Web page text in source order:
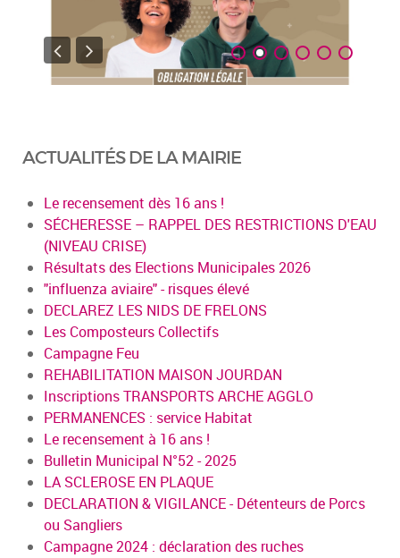
ACTUALITÉS DE LA MAIRIE
Le recensement dès 16 ans !
SÉCHERESSE – RAPPEL DES RESTRICTIONS D'EAU
(NIVEAU CRISE)
Résultats des Elections Municipales 2026
"influenza aviaire" - risques élevé
DECLAREZ LES NIDS DE FRELONS
Les Composteurs Collectifs
Campagne Feu
REHABILITATION MAISON JOURDAN
Inscriptions TRANSPORTS ARCHE AGGLO
PERMANENCES : service Habitat
Le recensement à 16 ans !
Bulletin Municipal N°52 - 2025
LA SCLEROSE EN PLAQUE
DECLARATION & VIGILANCE - Détenteurs de Porcs
ou Sangliers
Campagne 2024 : déclaration des ruches